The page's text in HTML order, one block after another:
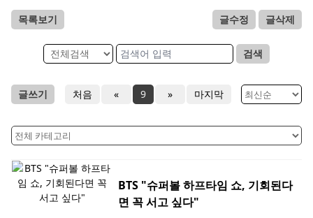
목록보기 글수정 글삭제
검색
글쓰기 처음 « 9 » 마지막
BTS "슈퍼볼 하프타임 쇼, 기회된다
면 꼭 서고 싶다"